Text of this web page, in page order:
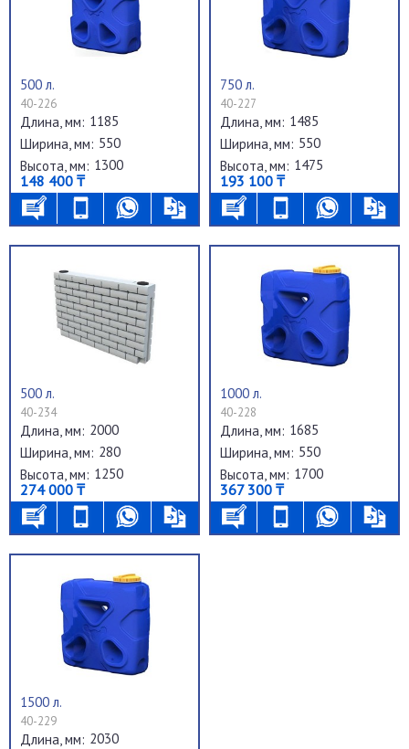
500 л.
40-226
Длина, мм: 1185
Ширина, мм: 550
Высота, мм: 1300
148 400 ₸
750 л.
40-227
Длина, мм: 1485
Ширина, мм: 550
Высота, мм: 1475
193 100 ₸
500 л.
40-234
Длина, мм: 2000
Ширина, мм: 280
Высота, мм: 1250
274 000 ₸
1000 л.
40-228
Длина, мм: 1685
Ширина, мм: 550
Высота, мм: 1700
367 300 ₸
1500 л.
40-229
Длина, мм: 2030